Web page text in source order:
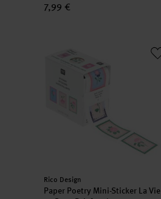
7,99 €
Hersteller:
Rico Design
Paper Poetry Mini-Sticker La Vie